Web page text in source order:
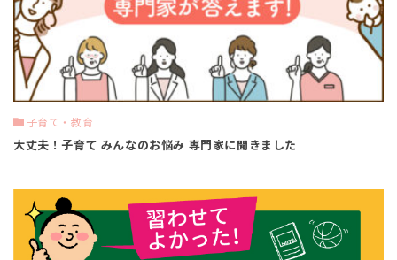
子育て・教育
大丈夫！子育て みんなのお悩み 専門家に聞きました